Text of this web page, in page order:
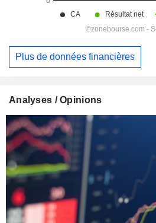
Plus de données financières
Analyses / Opinions